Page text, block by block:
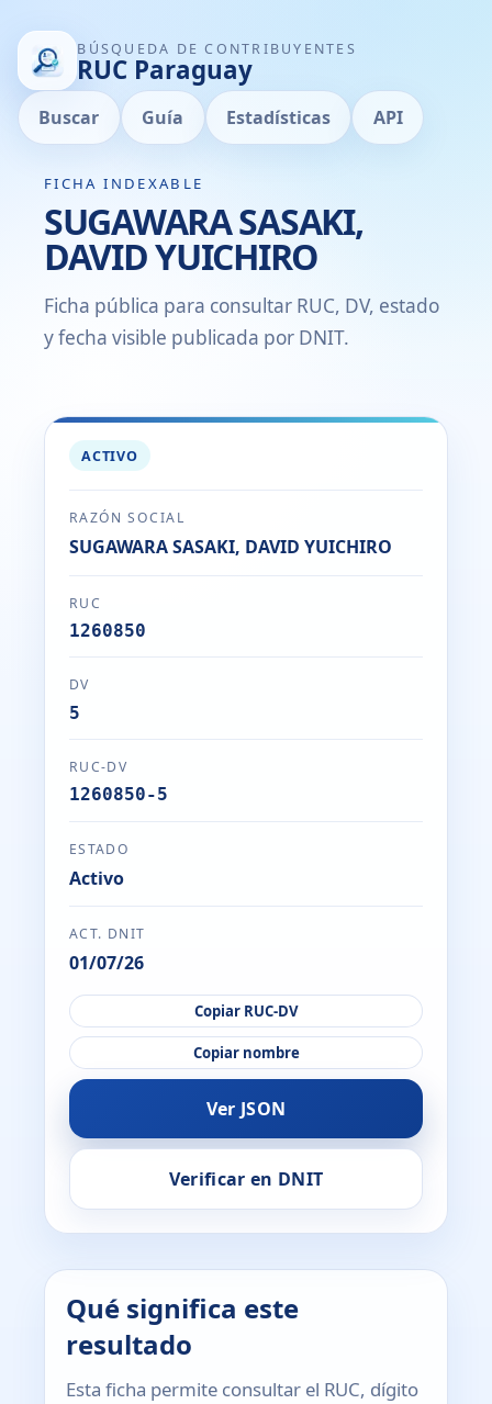
BÚSQUEDA DE CONTRIBUYENTES
RUC Paraguay
Buscar Guía Estadísticas API
FICHA INDEXABLE
SUGAWARA SASAKI,
DAVID YUICHIRO
Ficha pública para consultar RUC, DV, estado
y fecha visible publicada por DNIT.
ACTIVO
RAZÓN SOCIAL
SUGAWARA SASAKI, DAVID YUICHIRO
RUC
1260850
DV
5
RUC-DV
1260850-5
ESTADO
Activo
ACT. DNIT
01/07/26
Copiar RUC-DV
Copiar nombre
Ver JSON
Verificar en DNIT
Qué significa este
resultado
Esta ficha permite consultar el RUC, dígito